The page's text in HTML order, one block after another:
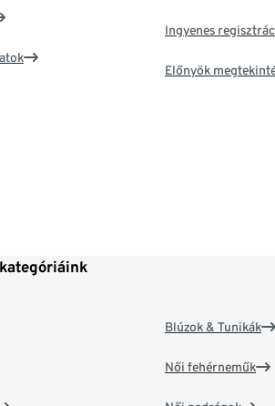
Ingyenes
Előnyök
Blúzok & Tunikák
Női fehérneműk